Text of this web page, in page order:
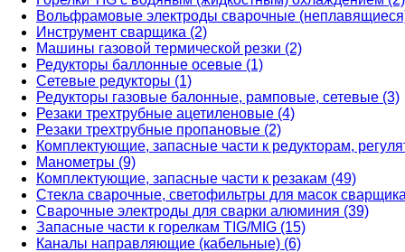
Вольфрамовые электроды сварочные
Инструмент сварщика (2)
Машины газовой термической резки (2)
Редукторы баллонные осевые (1)
Сетевые редукторы (1)
Редукторы газовые балонные, рамповые, сетевые (3)
Резаки трехтрубные ацетиленовые (4)
Резаки трехтрубные пропановые (2)
Комплектующие, запасные части к редукторам,
Манометры (9)
Комплектующие, запасные части к резакам (49)
Стекла сварочные, светофильтры для масок
Сварочные электроды для сварки алюминия (39)
Запасные части к горелкам TIG/MIG (15)
Каналы направляющие (кабельные) (6)